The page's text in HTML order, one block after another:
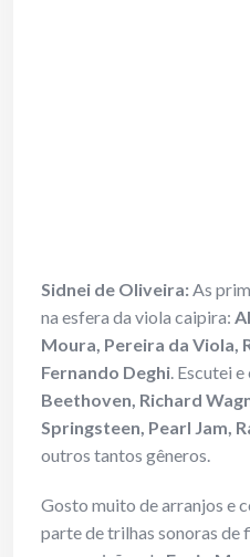
Sidnei de Oliveira:As
na esfera da viola caipira:
Moura, Pereira da Viola,
Fernando Deghi. Escutei
Beethoven, Richard
Springsteen, Pearl Jam,
outros tantos gêneros.
Gosto muito de arranjos e
parte de trilhas sonoras de